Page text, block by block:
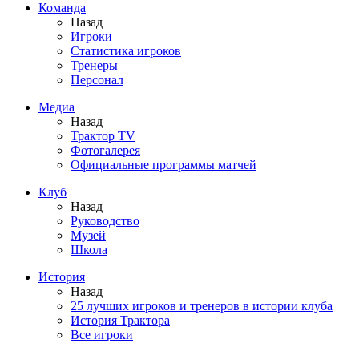
Команда
Назад
Игроки
Статистика игроков
Тренеры
Персонал
Медиа
Назад
Трактор TV
Фотогалерея
Официальные программы матчей
Клуб
Назад
Руководство
Музей
Школа
История
Назад
25 лучших игроков и тренеров в истории клуба
История Трактора
Все игроки